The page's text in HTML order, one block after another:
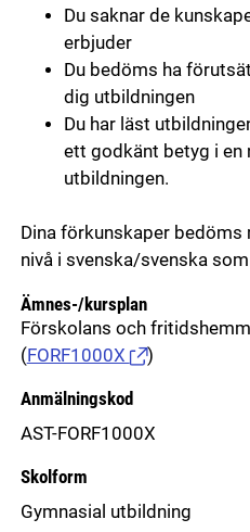
Du saknar de
erbjuder
Du bedöms ha
dig utbildningen
Du har läst
ett godkänt betyg i en
utbildningen.
Dina förkunskaper
nivå i svenska/svenska
Ämnes-/kursplan
Förskolans och
(FORF1000X )
Anmälningskod
AST-FORF1000X
Skolform
Gymnasial utbildning